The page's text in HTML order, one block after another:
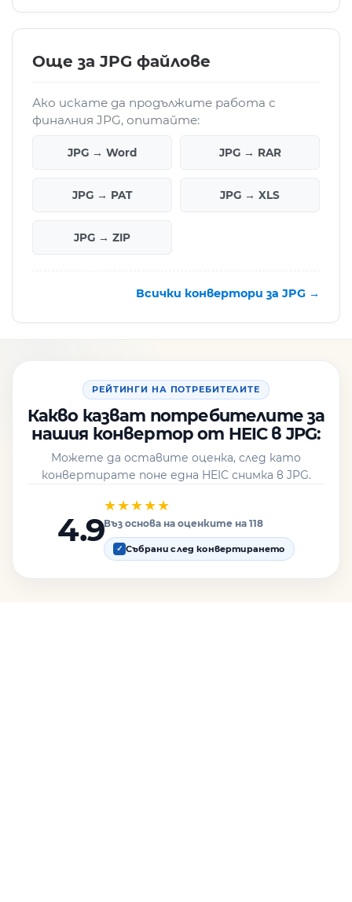
Още за JPG файлове
Ако искате да продължите работа с
финалния JPG, опитайте:
JPG → Word JPG → RAR
JPG → PAT JPG → XLS
JPG → ZIP
Всички конвертори за JPG →
РЕЙТИНГИ НА ПОТРЕБИТЕЛИТЕ
Какво казват потребителите за
нашия конвертор от HEIC в JPG:
Можете да оставите оценка, след като
конвертирате поне една HEIC снимка в JPG.
4.9
★★★★★
Въз основа на оценките на 118
✓ Събрани след конвертирането